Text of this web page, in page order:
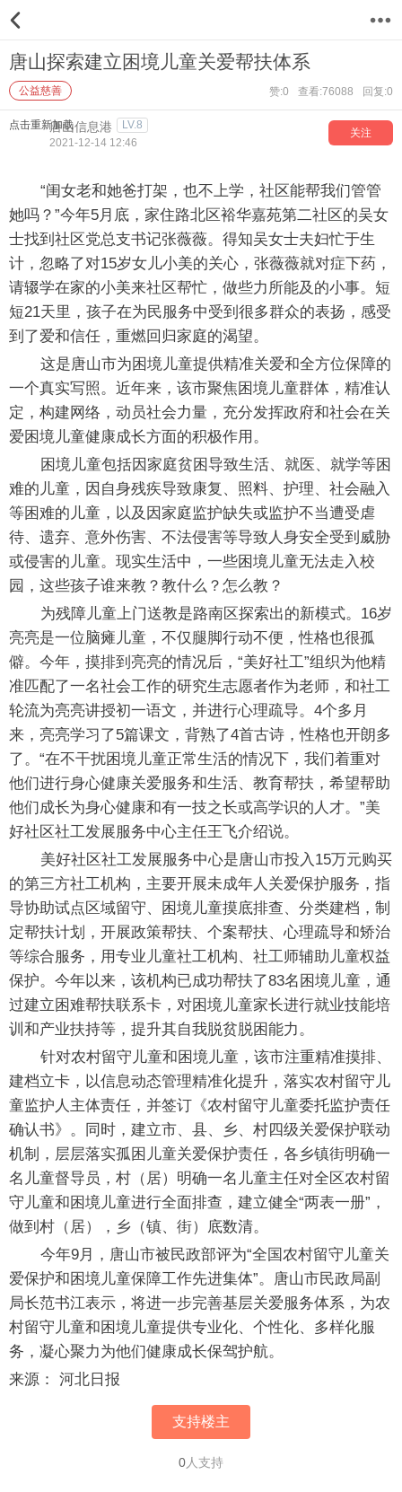
唐山探索建立困境儿童关爱帮扶体系
公益慈善 赞:0 查看:76088 回复:0
点击重新加载唐山信息港 LV.8
关注
2021-12-14 12:46
“闺女老和她爸打架，也不上学，社区能帮我们管管
她吗？”今年5月底，家住路北区裕华嘉苑第二社区的吴女
士找到社区党总支书记张薇薇。得知吴女士夫妇忙于生
计，忽略了对15岁女儿小美的关心，张薇薇就对症下药，
请辍学在家的小美来社区帮忙，做些力所能及的小事。短
短21天里，孩子在为民服务中受到很多群众的表扬，感受
到了爱和信任，重燃回归家庭的渴望。
这是唐山市为困境儿童提供精准关爱和全方位保障的
一个真实写照。近年来，该市聚焦困境儿童群体，精准认
定，构建网络，动员社会力量，充分发挥政府和社会在关
爱困境儿童健康成长方面的积极作用。
困境儿童包括因家庭贫困导致生活、就医、就学等困
难的儿童，因自身残疾导致康复、照料、护理、社会融入
等困难的儿童，以及因家庭监护缺失或监护不当遭受虐
待、遗弃、意外伤害、不法侵害等导致人身安全受到威胁
或侵害的儿童。现实生活中，一些困境儿童无法走入校
园，这些孩子谁来教？教什么？怎么教？
为残障儿童上门送教是路南区探索出的新模式。16岁
亮亮是一位脑瘫儿童，不仅腿脚行动不便，性格也很孤
僻。今年，摸排到亮亮的情况后，“美好社工”组织为他精
准匹配了一名社会工作的研究生志愿者作为老师，和社工
轮流为亮亮讲授初一语文，并进行心理疏导。4个多月
来，亮亮学习了5篇课文，背熟了4首古诗，性格也开朗多
了。“在不干扰困境儿童正常生活的情况下，我们着重对
他们进行身心健康关爱服务和生活、教育帮扶，希望帮助
他们成长为身心健康和有一技之长或高学识的人才。”美
好社区社工发展服务中心主任王飞介绍说。
美好社区社工发展服务中心是唐山市投入15万元购买
的第三方社工机构，主要开展未成年人关爱保护服务，指
导协助试点区域留守、困境儿童摸底排查、分类建档，制
定帮扶计划，开展政策帮扶、个案帮扶、心理疏导和矫治
等综合服务，用专业儿童社工机构、社工师辅助儿童权益
保护。今年以来，该机构已成功帮扶了83名困境儿童，通
过建立困难帮扶联系卡，对困境儿童家长进行就业技能培
训和产业扶持等，提升其自我脱贫脱困能力。
针对农村留守儿童和困境儿童，该市注重精准摸排、
建档立卡，以信息动态管理精准化提升，落实农村留守儿
童监护人主体责任，并签订《农村留守儿童委托监护责任
确认书》。同时，建立市、县、乡、村四级关爱保护联动
机制，层层落实孤困儿童关爱保护责任，各乡镇街明确一
名儿童督导员，村（居）明确一名儿童主任对全区农村留
守儿童和困境儿童进行全面排查，建立健全“两表一册”，
做到村（居），乡（镇、街）底数清。
今年9月，唐山市被民政部评为“全国农村留守儿童关
爱保护和困境儿童保障工作先进集体”。唐山市民政局副
局长范书江表示，将进一步完善基层关爱服务体系，为农
村留守儿童和困境儿童提供专业化、个性化、多样化服
务，凝心聚力为他们健康成长保驾护航。
来源： 河北日报
支持楼主
0人支持